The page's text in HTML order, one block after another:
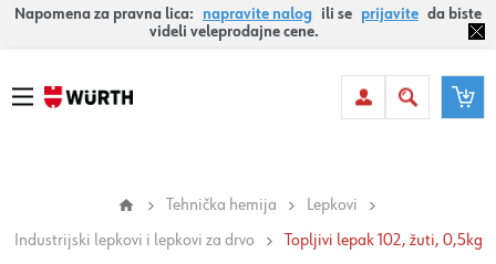
Napomena za pravna lica: napravite nalog ili se prijavite da biste
videli veleprodajne cene.
Tehnička hemija
Lepkovi
Industrijski lepkovi i lepkovi za drvo
Topljivi lepak 102, žuti, 0,5kg